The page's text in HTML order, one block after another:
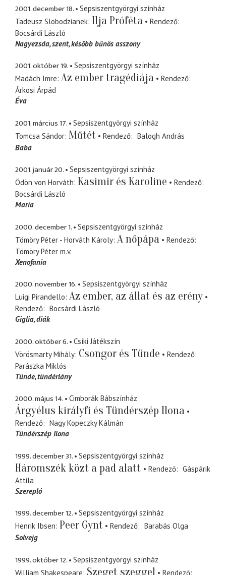
2001. december 18.
Sepsiszentgyörgyi színház
Tadeusz Slobodzianek Ilja Próféta
Rendező
Bocsárdi László
Nagyezsda, szent később bűnös asszony
2001. október 19.
Sepsiszentgyörgyi színház
Madách Imre Az ember tragédiája
Rendező
Árkosi Árpád
Éva
2001. március 17.
Sepsiszentgyörgyi színház
Tomcsa Sándor Műtét Rendező
Balogh András
Baba
2001. január 20.
Sepsiszentgyörgyi színház
Ödön von Horváth Kasimir és Karoline
Rendező
Bocsárdi László
Maria
2000. december 1.
Sepsiszentgyörgyi színház
Tömöry Péter - Horváth Károly A nőpápa
Rendező
Tömöry Péter m.v.
Xenofania
2000. november 16.
Sepsiszentgyörgyi színház
Luigi Pirandello Az ember, az állat és az erény
Rendező
Bocsárdi László
Giglia diák
2000. október 6.
Csíki Játékszín
Vörösmarty Mihály Csongor és Tünde
Rendező
Parászka Miklós
Tünde tündérlány
2000. május 14. Cimborák Bábszínház
Árgyélus királyfi és Tündérszép Ilona
Rendező
Nagy Kopeczky Kálmán
Tündérszép Ilona
1999. december 31. Sepsiszentgyörgyi színház
Háromszék közt a pad alatt Rendező
Gáspárik
Attila
Szerepló
1999. december 12.
Sepsiszentgyörgyi színház
Henrik Ibsen Peer Gynt Rendező
Barabás Olga
Solvejg
1999. október 12.
Sepsiszentgyörgyi színház
William Shakespeare Szeget szeggel
Rendező